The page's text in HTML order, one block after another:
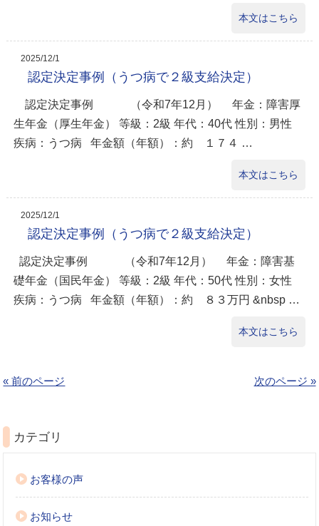
本文はこちら
2025/12/1
認定決定事例（うつ病で２級支給決定）
認定決定事例 （令和7年12月） 年金：障害厚
生年金（厚生年金） 等級：2級 年代：40代 性別：男性
疾病：うつ病 年金額（年額）：約 １７４ …
本文はこちら
2025/12/1
認定決定事例（うつ病で２級支給決定）
認定決定事例 （令和7年12月） 年金：障害基
礎年金（国民年金） 等級：2級 年代：50代 性別：女性
疾病：うつ病 年金額（年額）：約 ８３万円 &nbsp …
本文はこちら
« 前のページ 次のページ »
カテゴリ
お客様の声
お知らせ